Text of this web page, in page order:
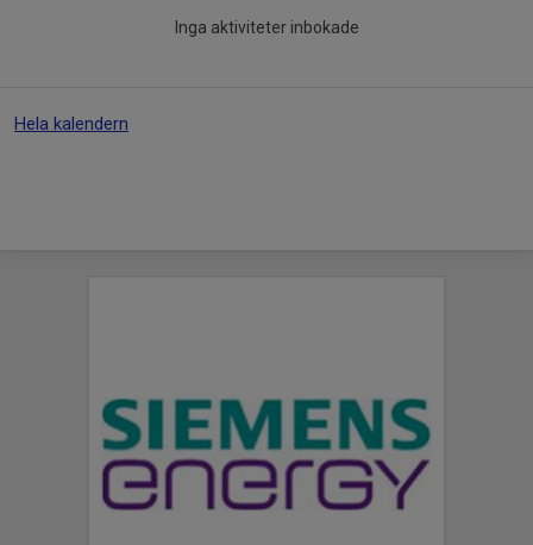
Inga aktiviteter inbokade
Hela kalendern